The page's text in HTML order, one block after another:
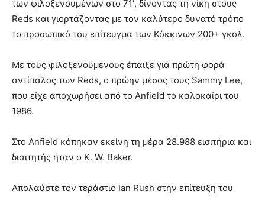
των φιλοξενουμένων στο 71′, δίνοντας τη νίκη στους
Reds και γιορτάζοντας με τον καλύτερο δυνατό τρόπο
το προσωπικό του επίτευγμα των Κόκκινων 200+ γκολ.
Με τους φιλοξενούμενους έπαιξε για πρώτη φορά
αντίπαλος των Reds, ο πρώην μέσος τους Sammy Lee,
που είχε αποχωρήσει από το Anfield το καλοκαίρι του
1986.
Στο Anfield κόπηκαν εκείνη τη μέρα 28.988 εισιτήρια και
διαιτητής ήταν ο K. W. Baker.
Απολαύστε τον τεράστιο Ian Rush στην επίτευξη του